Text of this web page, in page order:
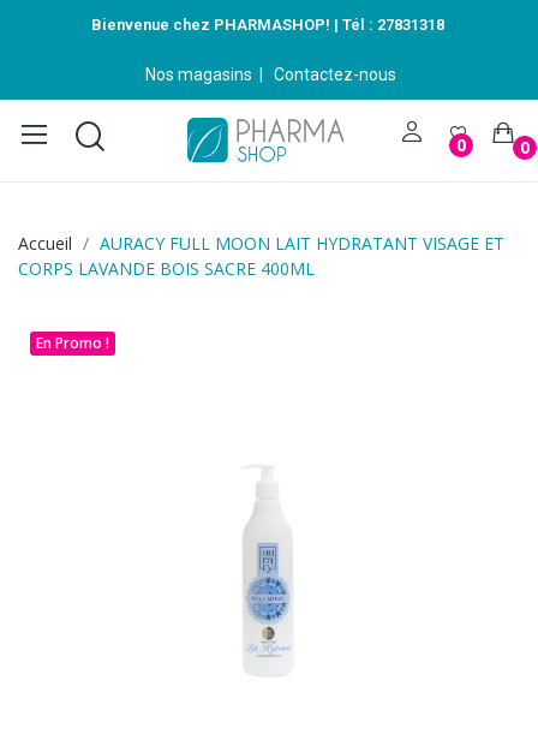
Bienvenue chez PHARMASHOP! | Tél : 27831318
Nos magasins Contactez-nous
0 0
Accueil
AURACY FULL MOON LAIT HYDRATANT VISAGE ET
CORPS LAVANDE BOIS SACRE 400ML
En Promo !